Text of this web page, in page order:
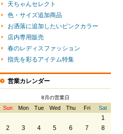
天ちゃんセレクト
色・サイズ追加商品
お洒落に追加したいピンクカラー
店内専用販売
春のレディスファッション
指先を彩るアイテム特集
営業カレンダー
8月の営業日
Sun Mon Tue Wed Thu Fri Sat
1
2
3 4 5 6 7
8